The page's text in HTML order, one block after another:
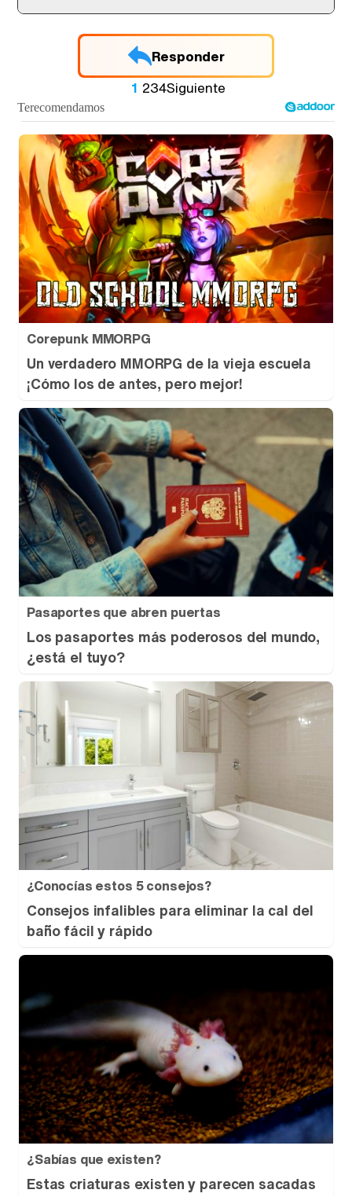
Responder
1 234Siguiente
Corepunk MMORPG
Un verdadero MMORPG de la vieja escuela
¡Cómo los de antes, pero mejor!
Pasaportes que abren puertas
Los pasaportes más poderosos del mundo,
¿está el tuyo?
¿Conocías estos 5 consejos?
Consejos infalibles para eliminar la cal del
baño fácil y rápido
¿Sabías que existen?
Estas criaturas existen y parecen sacadas